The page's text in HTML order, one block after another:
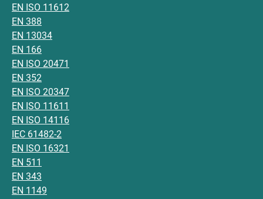
EN ISO 11612
EN 388
EN 13034
EN 166
EN ISO 20471
EN 352
EN ISO 20347
EN ISO 11611
EN ISO 14116
IEC 61482-2
EN ISO 16321
EN 511
EN 343
EN 1149